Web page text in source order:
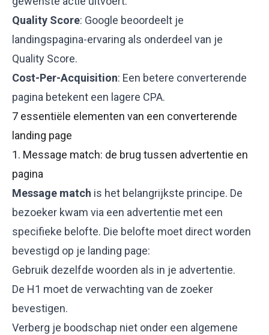
Quality Score: Google beoordeelt je
landingspagina-ervaring als onderdeel van je
Quality Score.
Cost-Per-Acquisition: Een betere converterende
pagina betekent een lagere CPA.
7 essentiële elementen van een converterende
landing page
1. Message match: de brug tussen advertentie en
pagina
Message match is het belangrijkste principe. De
bezoeker kwam via een advertentie met een
specifieke belofte. Die belofte moet direct worden
bevestigd op je landing page:
Gebruik dezelfde woorden als in je advertentie.
De H1 moet de verwachting van de zoeker
bevestigen.
Verberg je boodschap niet onder een algemene